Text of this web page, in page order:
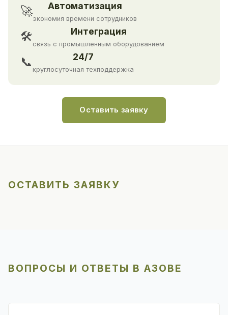
🚀 Автоматизация
экономия времени сотрудников
🛠 Интеграция
связь с промышленным оборудованием
📞 24/7
круглосуточная техподдержка
Оставить заявку
ОСТАВИТЬ ЗАЯВКУ
ВОПРОСЫ И ОТВЕТЫ В АЗОВЕ